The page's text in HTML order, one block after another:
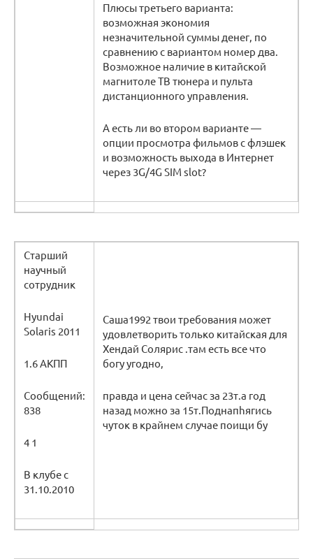
Плюсы третьего варианта:
возможная экономия
незначительной суммы денег, по
сравнению с вариантом номер два.
Возможное наличие в китайской
магнитоле ТВ тюнера и пульта
дистанционного управления.
А есть ли во втором варианте —
опции просмотра фильмов с флэшек
и возможность выхода в Интернет
через 3G/4G SIM slot?
Старший
научный
сотрудник
Hyundai
Solaris 2011
1.6 AKПП
Сообщений:
838
4 1
В клубе с
31.10.2010
Саша1992 твои требования может
удовлетворить только китайская для
Хендай Солярис .там есть все что
богу угодно,
правда и цена сейчас за 23т.а год
назад можно за 15т.Поднапhягись
чуток в крайнем случае поищи бу